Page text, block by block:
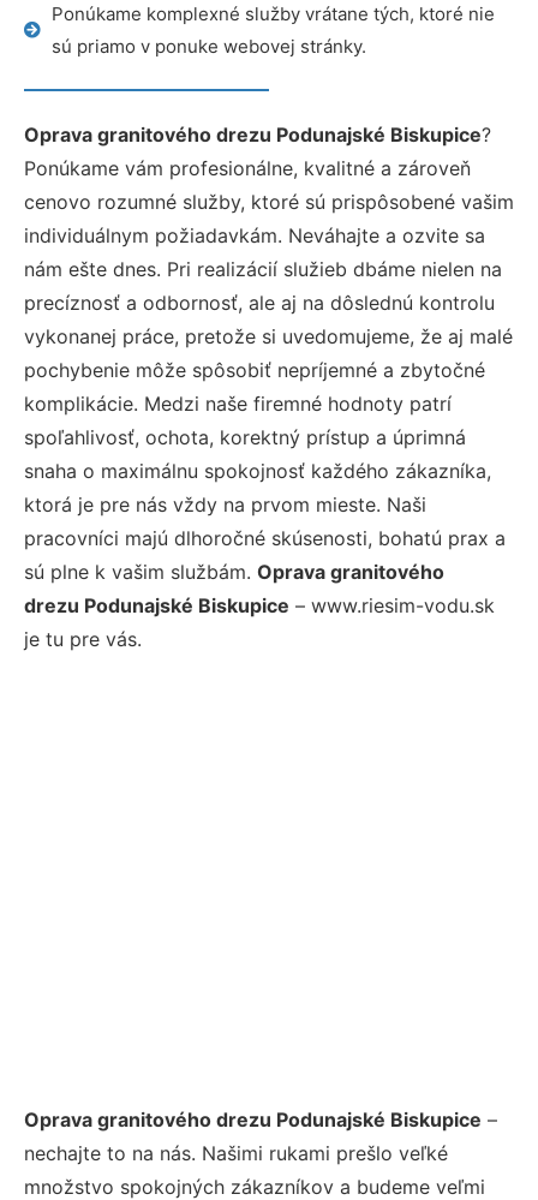
Ponúkame komplexné služby vrátane tých, ktoré nie
sú priamo v ponuke webovej stránky.
Oprava granitového drezu Podunajské Biskupice?
Ponúkame vám profesionálne, kvalitné a zároveň
cenovo rozumné služby, ktoré sú prispôsobené vašim
individuálnym požiadavkám. Neváhajte a ozvite sa
nám ešte dnes. Pri realizácií služieb dbáme nielen na
precíznosť a odbornosť, ale aj na dôslednú kontrolu
vykonanej práce, pretože si uvedomujeme, že aj malé
pochybenie môže spôsobiť nepríjemné a zbytočné
komplikácie. Medzi naše firemné hodnoty patrí
spoľahlivosť, ochota, korektný prístup a úprimná
snaha o maximálnu spokojnosť každého zákazníka,
ktorá je pre nás vždy na prvom mieste. Naši
pracovníci majú dlhoročné skúsenosti, bohatú prax a
sú plne k vašim službám. Oprava granitového
drezu Podunajské Biskupice – www.riesim-vodu.sk
je tu pre vás.
Oprava granitového drezu Podunajské Biskupice –
nechajte to na nás. Našimi rukami prešlo veľké
množstvo spokojných zákazníkov a budeme veľmi